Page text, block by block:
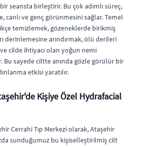
seansta birleştirir. Bu çok adımlı süreç,
canlı ve genç görünmesini sağlar. Temel
temizlemek, gözeneklerde birikmiş
derinlemesine arındırmak, ölü derileri
cilde ihtiyacı olan yoğun nemi
Bu sayede ciltte anında gözle görülür bir
etkisi yaratılır.
Kişiye Özel Hydrafacial
Cerrahi Tıp Merkezi olarak, Ataşehir
sunduğumuz bu kişiselleştirilmiş cilt